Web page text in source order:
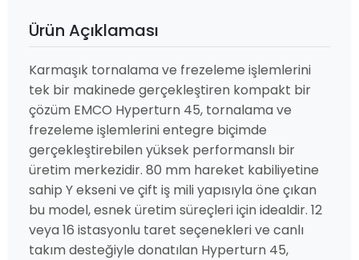
Ürün Açıklaması
Karmaşık tornalama ve frezeleme işlemlerini
tek bir makinede gerçekleştiren kompakt bir
çözüm EMCO Hyperturn 45, tornalama ve
frezeleme işlemlerini entegre biçimde
gerçekleştirebilen yüksek performanslı bir
üretim merkezidir. 80 mm hareket kabiliyetine
sahip Y ekseni ve çift iş mili yapısıyla öne çıkan
bu model, esnek üretim süreçleri için idealdir. 12
veya 16 istasyonlu taret seçenekleri ve canlı
takım desteğiyle donatılan Hyperturn 45,